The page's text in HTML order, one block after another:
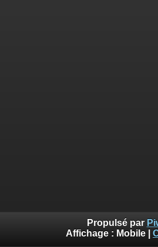
Propulsé par
Affichage : Mobile